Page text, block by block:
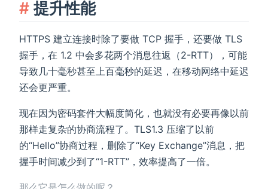
提升性能
HTTPS 建立连接时除了要做 TCP 握手，还要做 TLS
握手，在 1.2 中会多花两个消息往返（2-RTT），可能
导致几十毫秒甚至上百毫秒的延迟，在移动网络中延迟
还会更严重。
现在因为密码套件大幅度简化，也就没有必要再像以前
那样走复杂的协商流程了。TLS1.3 压缩了以前
的“Hello”协商过程，删除了“Key Exchange”消息，把
握手时间减少到了“1-RTT”，效率提高了一倍。